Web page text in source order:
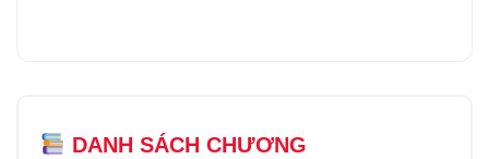
DANH SÁCH CHƯƠNG